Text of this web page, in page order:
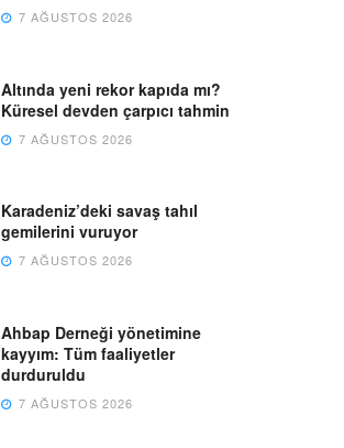
7 AĞUSTOS 2026
Altında yeni rekor kapıda mı?
Küresel devden çarpıcı tahmin
7 AĞUSTOS 2026
Karadeniz’deki savaş tahıl
gemilerini vuruyor
7 AĞUSTOS 2026
Ahbap Derneği yönetimine
kayyım: Tüm faaliyetler
durduruldu
7 AĞUSTOS 2026